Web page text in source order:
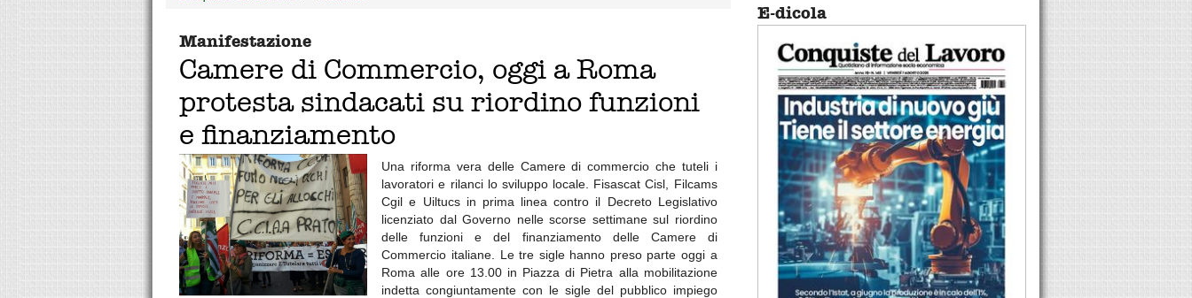
Manifestazione
Camere di Commercio, oggi a Roma
protesta sindacati su riordino funzioni
e finanziamento
Una riforma vera delle Camere di commercio che tuteli i
lavoratori e rilanci lo sviluppo locale. Fisascat Cisl, Filcams
Cgil e Uiltucs in prima linea contro il Decreto Legislativo
licenziato dal Governo nelle scorse settimane sul riordino
delle funzioni e del finanziamento delle Camere di
Commercio italiane. Le tre sigle hanno preso parte oggi a
Roma alle ore 13.00 in Piazza di Pietra alla mobilitazione
indetta congiuntamente con le sigle del pubblico impiego
E-dicola